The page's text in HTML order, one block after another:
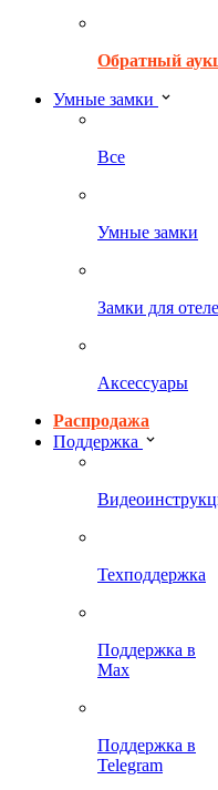
Обратный
Умные замки
Все
Умные замки
Замки для
Аксессуары
Распродажа
Поддержка
Техподдержка
Поддержка в
Max
Поддержка в
Telegram